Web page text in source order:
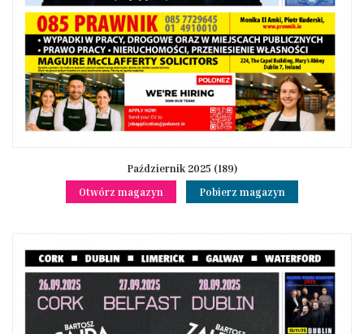
Październik 2025 (189)
Otwórz magazyn
Pobierz magazyn